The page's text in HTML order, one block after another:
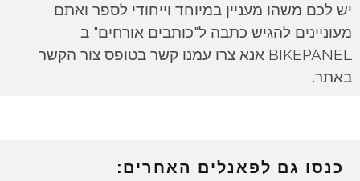
יש לכם משהו מעניין במיוחד וייחודי לספר ואתם
מעוניינים להגיש כתבה ל"כותבים אורחים" ב
BIKEPANEL אנא צרו עמנו קשר בטופס צור הקשר
באתר.
כנסו גם לפאנלים האחרים: